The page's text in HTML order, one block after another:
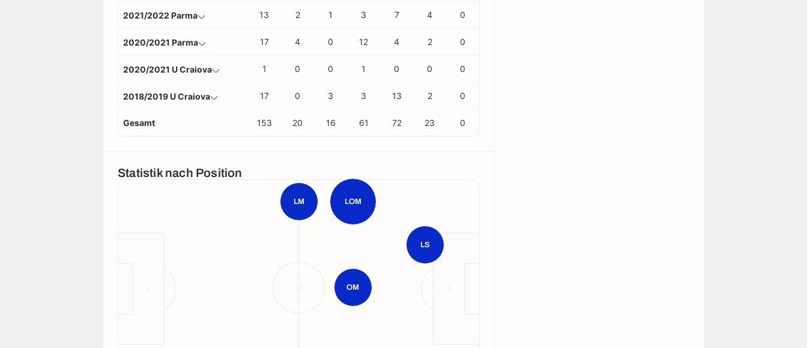
2021/2022 Parma 13 2 1 3 7 4 0
2020/2021 Parma 17 4 0 12 4 2 0
2020/2021 U Craiova 1 0 0 1 0 0 0
2018/2019 U Craiova 17 0 3 3 13 2 0
Gesamt 153 20 16 61 72 23 0
Statistik nach Position
LOM
LM
LS
OM